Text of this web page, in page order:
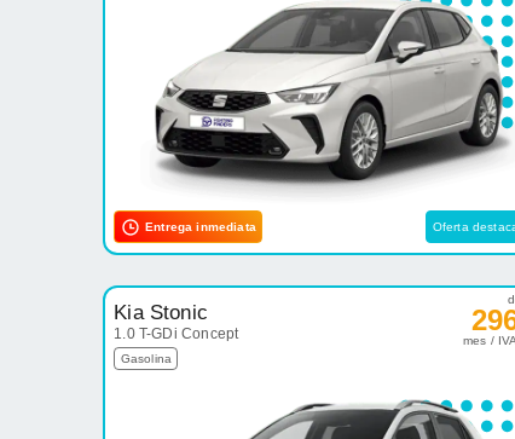
Entrega inmediata Oferta
Kia Stonic
1.0 T-GDi Concept
Gasolina
mes /